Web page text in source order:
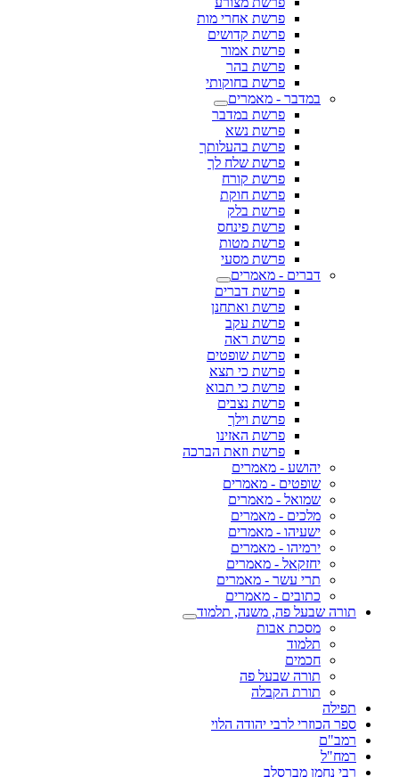
פרשת אחרי מות
פרשת קדושים
פרשת אמור
פרשת בהר
פרשת בחוקותי
במדבר - מאמרים
פרשת במדבר
פרשת נשא
פרשת בהעלותך
פרשת שלח לך
פרשת קורח
פרשת חוקת
פרשת בלק
פרשת פינחס
פרשת מטות
פרשת מסעי
דברים - מאמרים
פרשת דברים
פרשת ואתחנן
פרשת עקב
פרשת ראה
פרשת שופטים
פרשת כי תצא
פרשת כי תבוא
פרשת נצבים
פרשת וילך
פרשת האזינו
פרשת וזאת הברכה
יהושע - מאמרים
שופטים - מאמרים
שמואל - מאמרים
מלכים - מאמרים
ישעיהו - מאמרים
ירמיהו - מאמרים
יחזקאל - מאמרים
תרי עשר - מאמרים
כתובים - מאמרים
תורה שבעל פה, משנה, תלמוד
מסכת אבות
תלמוד
חכמים
תורה שבעל פה
תורת הקבלה
תפילה
ספר הכוזרי לרבי יהודה הלוי
רמב"ם
רמח"ל
רבי נחמן מברסלב